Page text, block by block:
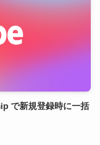
で新規登録時に一括